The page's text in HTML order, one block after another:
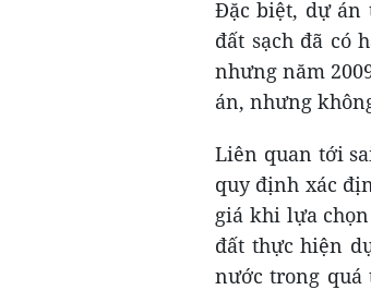
Đặc biệt, dự án
đất sạch đã có
nhưng năm
án, nhưng
Liên quan tới
quy định xác
giá khi lựa
đất thực hiện
nước trong